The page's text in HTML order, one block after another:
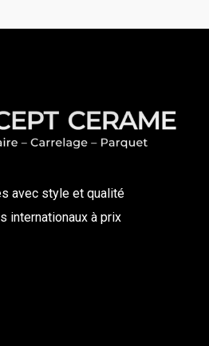
avec style et qualité
internationaux à prix